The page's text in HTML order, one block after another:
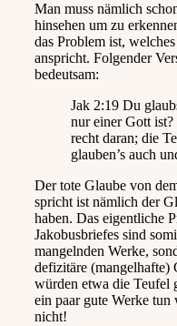
Man muss nämlich
hinsehen um zu
das Problem ist,
anspricht. Folgender
bedeutsam:
Jak 2:19 Du
nur einer Gott
recht daran; die
glauben’s auch
Der tote Glaube von
spricht ist nämlich der
haben. Das eigentliche
Jakobusbriefes sind
mangelnden Werke,
defizitäre (mangelhafte)
würden etwa die Teufel
ein paar gute Werke tun
nicht!